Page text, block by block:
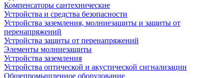
Компенсаторы сантехнические
Устройства и средства безопасности
Устройства заземления, молниезащиты и защиты от
перенапряжений
Устройства защиты от перенапряжений
Элементы молниезащиты
Устройства заземления
Устройства оптической и акустической сигнализации
Общепромышленное оборудование